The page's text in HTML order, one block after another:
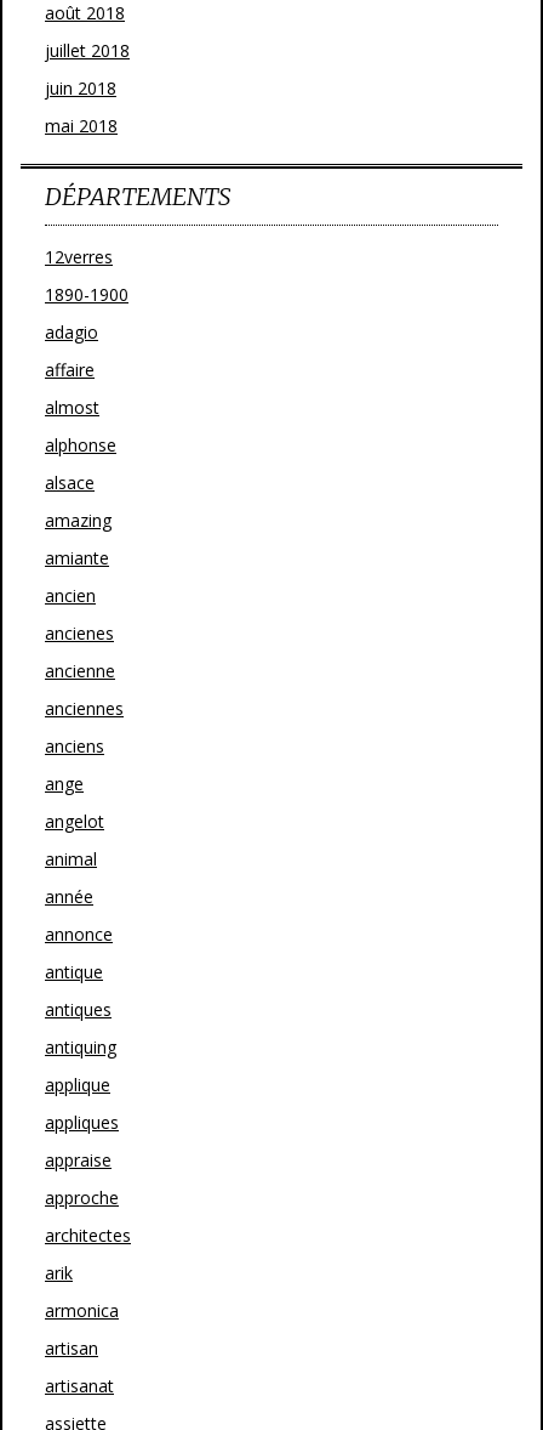
août 2018
juillet 2018
juin 2018
mai 2018
DÉPARTEMENTS
12verres
1890-1900
adagio
affaire
almost
alphonse
alsace
amazing
amiante
ancien
ancienes
ancienne
anciennes
anciens
ange
angelot
animal
année
annonce
antique
antiques
antiquing
applique
appliques
appraise
approche
architectes
arik
armonica
artisan
artisanat
assiette